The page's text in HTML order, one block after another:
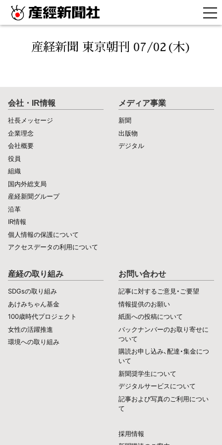
産経新聞 東京朝刊 07/02(木)
会社・IR情報
社長メッセージ
企業理念
会社概要
役員
組織
国内外総支局
産経新聞グループ
沿革
IR情報
個人情報の保護について
アクセスデータの利用について
メディア事業
新聞
出版物
デジタル
産経の取り組み
SDGsの取り組み
あけみちゃん基金
100歳時代プロジェクト
女性の活躍推進
環境への取り組み
お問い合わせ
記事に対するご意見・ご要望
情報提供のお願い
紙面への投稿について
バックナンバーのお取り寄せに
ついて
購読お申し込み、配達・集金につ
いて
新聞奨学生について
デジタルサービスについて
記事および写真のご利用につい
て
採用情報